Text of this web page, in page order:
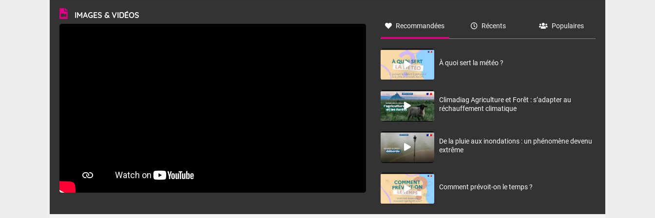
en rafales, parfois davantage. Il parcourt la basse vallée
du Rhône et la Provence et envahit le littoral
méditerranéen à partir de la Camargue.
monts, en allusion aux régions montagneuses d’où
IMAGES & VIDÉOS
Recommandées Récents Populaires
À quoi sert la météo ?
Climadiag Agriculture et Forêt : s’adapter au
réchauffement climatique
De la pluie aux inondations : un phénomène devenu
extrême
Comment prévoit-on le temps ?